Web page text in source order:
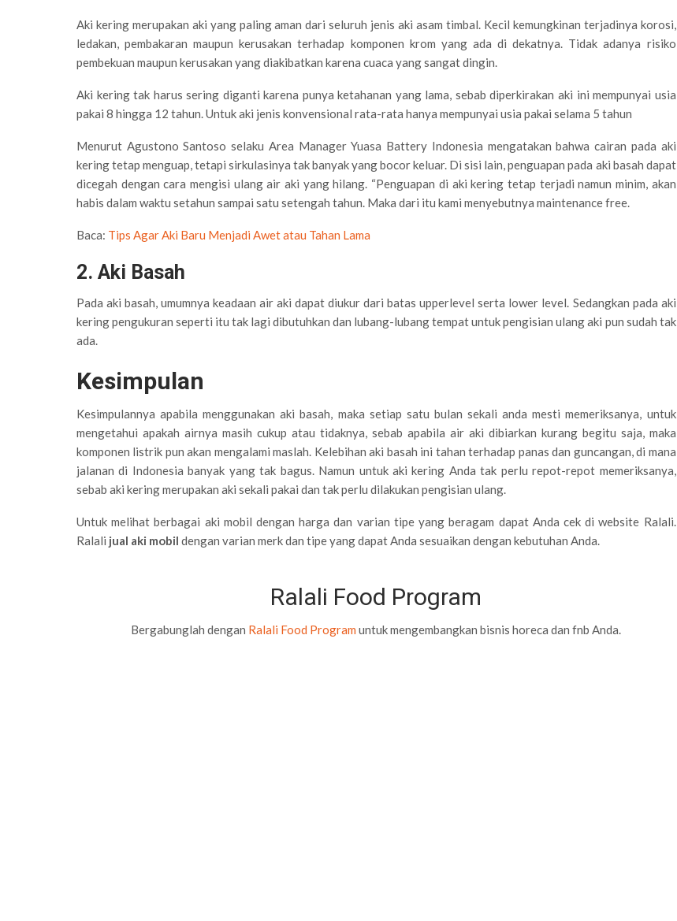
Aki kering merupakan aki yang paling aman dari seluruh jenis aki asam timbal. Kecil kemungkinan terjadinya korosi,
ledakan, pembakaran maupun kerusakan terhadap komponen krom yang ada di dekatnya. Tidak adanya risiko
pembekuan maupun kerusakan yang diakibatkan karena cuaca yang sangat dingin.
Aki kering tak harus sering diganti karena punya ketahanan yang lama, sebab diperkirakan aki ini mempunyai usia
pakai 8 hingga 12 tahun. Untuk aki jenis konvensional rata-rata hanya mempunyai usia pakai selama 5 tahun
Menurut Agustono Santoso selaku Area Manager Yuasa Battery Indonesia mengatakan bahwa cairan pada aki
kering tetap menguap, tetapi sirkulasinya tak banyak yang bocor keluar. Di sisi lain, penguapan pada aki basah dapat
dicegah dengan cara mengisi ulang air aki yang hilang. “Penguapan di aki kering tetap terjadi namun minim, akan
habis dalam waktu setahun sampai satu setengah tahun. Maka dari itu kami menyebutnya maintenance free.
Baca: Tips Agar Aki Baru Menjadi Awet atau Tahan Lama
2. Aki Basah
Pada aki basah, umumnya keadaan air aki dapat diukur dari batas upperlevel serta lower level. Sedangkan pada aki
kering pengukuran seperti itu tak lagi dibutuhkan dan lubang-lubang tempat untuk pengisian ulang aki pun sudah tak
ada.
Kesimpulan
Kesimpulannya apabila menggunakan aki basah, maka setiap satu bulan sekali anda mesti memeriksanya, untuk
mengetahui apakah airnya masih cukup atau tidaknya, sebab apabila air aki dibiarkan kurang begitu saja, maka
komponen listrik pun akan mengalami maslah. Kelebihan aki basah ini tahan terhadap panas dan guncangan, di mana
jalanan di Indonesia banyak yang tak bagus. Namun untuk aki kering Anda tak perlu repot-repot memeriksanya,
sebab aki kering merupakan aki sekali pakai dan tak perlu dilakukan pengisian ulang.
Untuk melihat berbagai aki mobil dengan harga dan varian tipe yang beragam dapat Anda cek di website Ralali.
Ralali jual aki mobil dengan varian merk dan tipe yang dapat Anda sesuaikan dengan kebutuhan Anda.
Ralali Food Program
Bergabunglah dengan Ralali Food Program untuk mengembangkan bisnis horeca dan fnb Anda.